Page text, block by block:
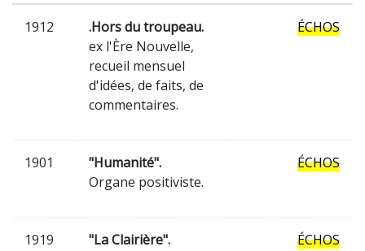
1912
.Hors du troupeau.
ex l'Ère Nouvelle,
recueil mensuel
d'idées, de faits, de
commentaires.
ÉCHOS
1901
"Humanité".
Organe positiviste.
ÉCHOS
1919
"La Clairière".
ÉCHOS